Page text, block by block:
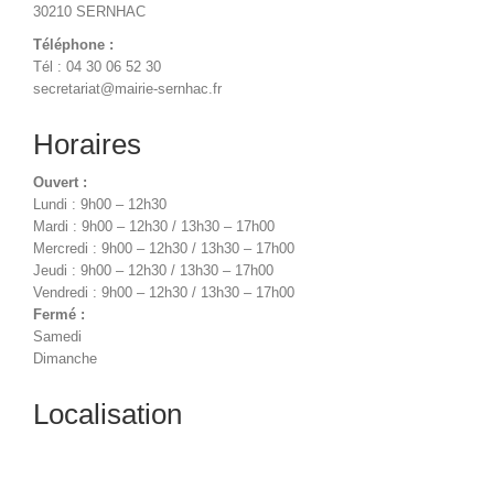
30210 SERNHAC
Téléphone :
Tél : 04 30 06 52 30
secretariat@mairie-sernhac.fr
Horaires
Ouvert :
Lundi : 9h00 – 12h30
Mardi : 9h00 – 12h30 / 13h30 – 17h00
Mercredi : 9h00 – 12h30 / 13h30 – 17h00
Jeudi : 9h00 – 12h30 / 13h30 – 17h00
Vendredi : 9h00 – 12h30 / 13h30 – 17h00
Fermé :
Samedi
Dimanche
Localisation